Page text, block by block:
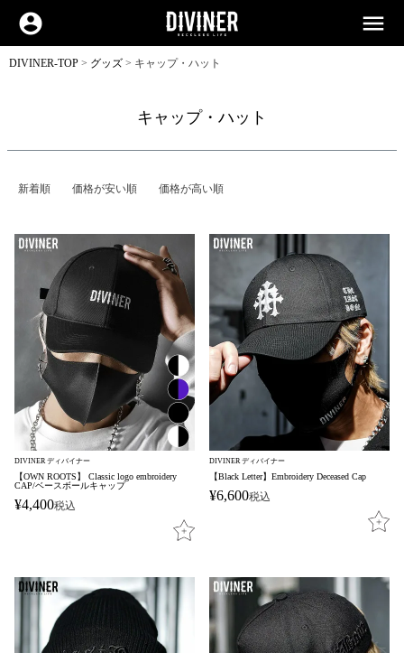
account_circle menu
DIVINER-TOP グッズ キャップ・ハット
キャップ・ハット
新着順 価格が安い順 価格が高い順
DIVINER ディバイナー
【OWN ROOTS】 Classic logo embroidery
CAP/ベースボールキャップ
¥4,400税込
DIVINER ディバイナー
【Black Letter】Embroidery Deceased Cap
¥6,600税込